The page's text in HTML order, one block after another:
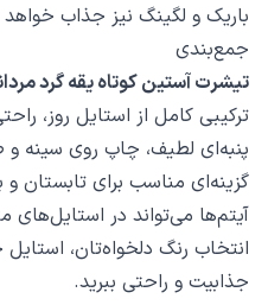
باریک و لگینگ نیز جذاب خواهد
جمع‌بندی
تیشرت آستین کوتاه یقه گرد
ترکیبی کامل از استایل روز،
پنبه‌ای لطیف، چاپ روی سینه و
گزینه‌ای مناسب برای تابستان و
آیتم‌ها می‌تواند در
انتخاب رنگ دلخواه‌تان،
جذابیت و راحتی ببرید.